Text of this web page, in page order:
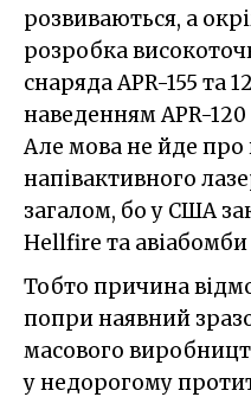
розвиваються, а
розробка
снаряда APR-155 та
наведенням APR-
Але мова не йде про
напівактивного
загалом, бо у США
Hellfire та авіабомби
Тобто причина
попри наявний
масового
у недорогому